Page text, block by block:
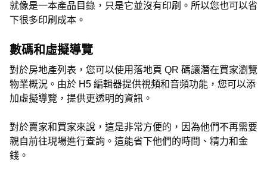
就像是一本產品目錄，只是它並沒有印刷。所以您也可以省
下很多印刷成本。
數碼和虛擬導覽
對於房地產列表，您可以使用落地頁 QR 碼讓潛在買家瀏覽
物業概況。由於 H5 編輯器提供視頻和音頻功能，您可以添
加虛擬導覽，提供更透明的資訊。
對於賣家和買家來說，這是非常方便的，因為他們不再需要
親自前往現場進行查詢。這能省下他們的時間、精力和金
錢。